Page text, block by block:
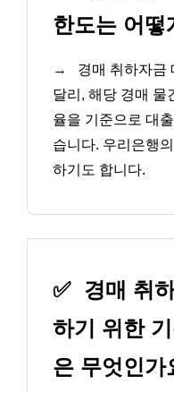
한도는 어떻
→
경매 취하자금
달리, 해당 경매 물
율을 기준으로 대
습니다. 우리은행
하기도 합니다.
✅ 경매 취
하기 위한
은 무엇인가